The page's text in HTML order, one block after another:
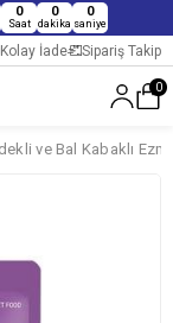
0
Saat
0
dakika
0
saniye
Kolay İade Sipariş Takip
0